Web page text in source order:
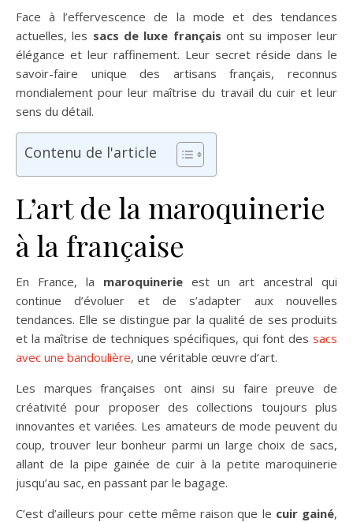
Face à l’effervescence de la mode et des tendances
actuelles, les sacs de luxe français ont su imposer leur
élégance et leur raffinement. Leur secret réside dans le
savoir-faire unique des artisans français, reconnus
mondialement pour leur maîtrise du travail du cuir et leur
sens du détail.
Contenu de l'article
L’art de la maroquinerie
à la française
En France, la maroquinerieest un art ancestral qui
continue d’évoluer et de s’adapter aux nouvelles
tendances. Elle se distingue par la qualité de ses produits
et la maîtrise de techniques spécifiques, qui font des sacs
avec une bandoulière, une véritable œuvre d’art.
Les marques françaises ont ainsi su faire preuve de
créativité pour proposer des collections toujours plus
innovantes et variées. Les amateurs de mode peuvent du
coup, trouver leur bonheur parmi un large choix de sacs,
allant de la pipe gainée de cuir à la petite maroquinerie
jusqu’au sac, en passant par le bagage.
C’est d’ailleurs pour cette même raison que le cuir gainé,